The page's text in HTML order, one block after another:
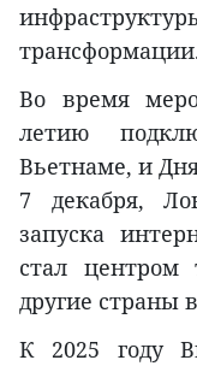
Во время
летию
Вьетнаме, и
7 декабря,
запуска
стал центром
другие страны
К 2025 году